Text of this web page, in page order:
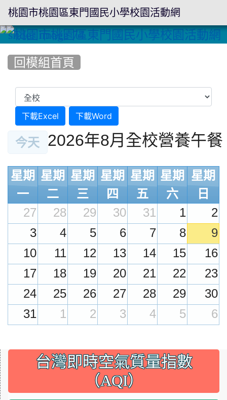
回模組首頁
下載Excel 下載Word
今天 2026年8月全校營養午餐
星期
一
星期
二
星期
三
星期
四
星期
五
星期
六
星期
日
27
28 29 30 31 1
2
3
4 5 6 7 8
9
10
11 12 13 14 15
16
17
18 19 20 21 22
23
24
25 26 27 28 29
30
31
1 2 3 4 5 6
:::
台灣即時空氣質量指數
（AQI）
桃園市桃園區東門國民小學校園活動網